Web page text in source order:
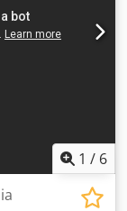
10 – 50
1 / 6